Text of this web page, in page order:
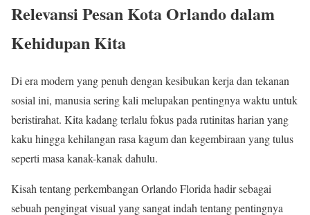
Relevansi Pesan Kota Orlando dalam
Kehidupan Kita
Di era modern yang penuh dengan kesibukan kerja dan tekanan
sosial ini, manusia sering kali melupakan pentingnya waktu untuk
beristirahat. Kita kadang terlalu fokus pada rutinitas harian yang
kaku hingga kehilangan rasa kagum dan kegembiraan yang tulus
seperti masa kanak-kanak dahulu.
Kisah tentang perkembangan Orlando Florida hadir sebagai
sebuah pengingat visual yang sangat indah tentang pentingnya